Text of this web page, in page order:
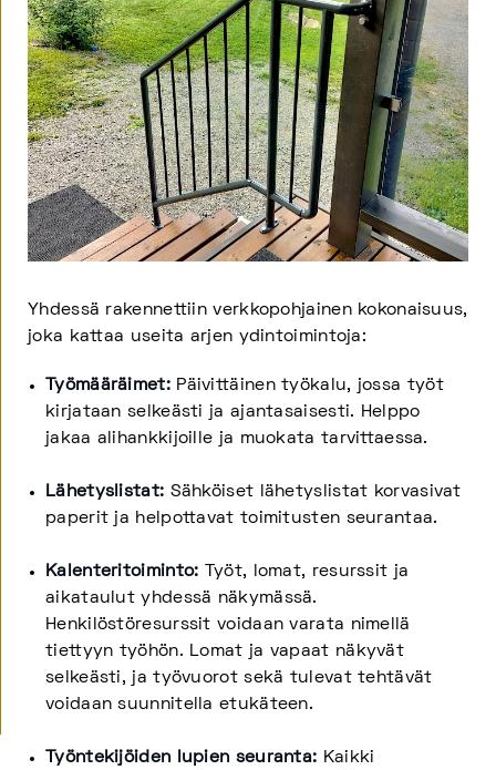
Yhdessä rakennettiin verkkopohjainen kokonaisuus,
joka kattaa useita arjen ydintoimintoja:
Työmääräimet:Päivittäinen työkalu, jossa työt
kirjataan selkeästi ja ajantasaisesti. Helppo
jakaa alihankkijoille ja muokata tarvittaessa.
Lähetyslistat: Sähköiset lähetyslistat korvasivat
paperit ja helpottavat toimitusten seurantaa.
Kalenteritoiminto: Työt, lomat, resurssit ja
aikataulut yhdessä näkymässä.
Henkilöstöresurssit voidaan varata nimellä
tiettyyn työhön. Lomat ja vapaat näkyvät
selkeästi, ja työvuorot sekä tulevat tehtävät
voidaan suunnitella etukäteen.
Työntekijöiden lupien seuranta: Kaikki